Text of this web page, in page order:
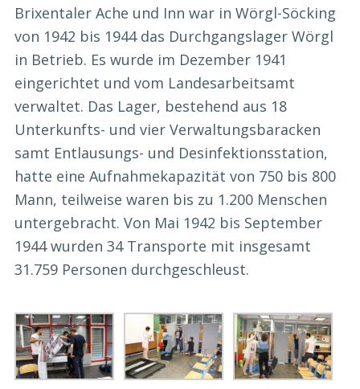
Brixentaler Ache und Inn war in Wörgl-Söcking
von 1942 bis 1944 das Durchgangslager Wörgl
in Betrieb. Es wurde im Dezember 1941
eingerichtet und vom Landesarbeitsamt
verwaltet. Das Lager, bestehend aus 18
Unterkunfts- und vier Verwaltungsbaracken
samt Entlausungs- und Desinfektionsstation,
hatte eine Aufnahmekapazität von 750 bis 800
Mann, teilweise waren bis zu 1.200 Menschen
untergebracht. Von Mai 1942 bis September
1944 wurden 34 Transporte mit insgesamt
31.759 Personen durchgeschleust.